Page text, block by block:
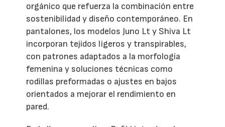
orgánico que refuerza la combinación entre
sostenibilidad y diseño contemporáneo. En
pantalones, los modelos Juno Lt y Shiva Lt
incorporan tejidos ligeros y transpirables,
con patrones adaptados a la morfología
femenina y soluciones técnicas como
rodillas preformadas o ajustes en bajos
orientados a mejorar el rendimiento en
pared.